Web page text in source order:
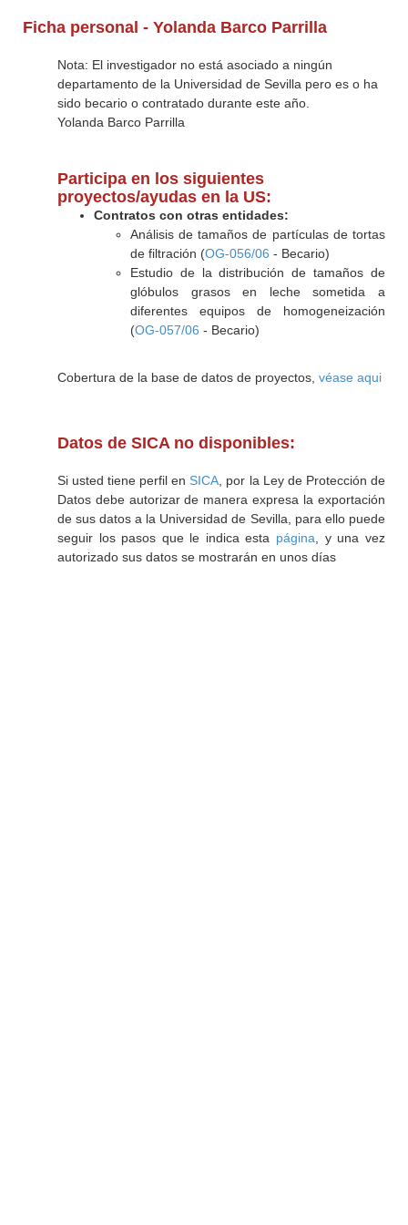
Ficha personal - Yolanda Barco Parrilla
Nota: El investigador no está asociado a ningún
departamento de la Universidad de Sevilla pero es o ha
sido becario o contratado durante este año.
Yolanda Barco Parrilla
Participa en los siguientes
proyectos/ayudas en la US:
Contratos con otras entidades:
Análisis de tamaños de partículas de tortas
de filtración (OG-056/06 - Becario)
Estudio de la distribución de tamaños de
glóbulos grasos en leche sometida a
diferentes equipos de homogeneización
(OG-057/06 - Becario)
Cobertura de la base de datos de proyectos, véase aqui
Datos de SICA no disponibles:
Si usted tiene perfil en SICA , por la Ley de Protección de
Datos debe autorizar de manera expresa la exportación
de sus datos a la Universidad de Sevilla, para ello puede
seguir los pasos que le indica esta página , y una vez
autorizado sus datos se mostrarán en unos días